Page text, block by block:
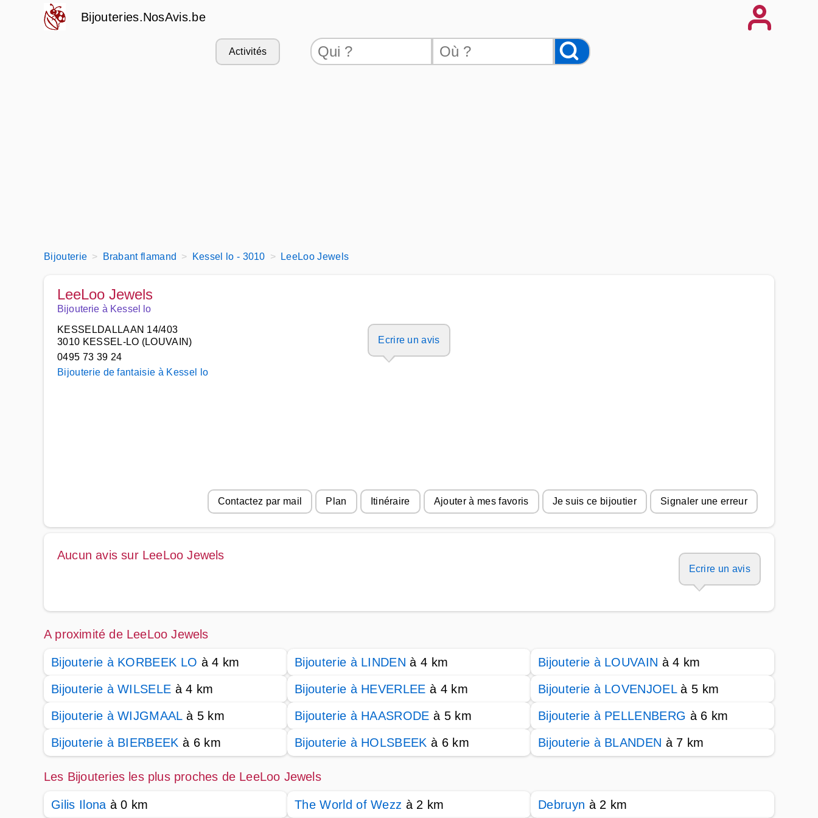
Bijouteries.NosAvis.be
Activités
Bijouterie Brabant flamand Kessel lo - 3010 LeeLoo Jewels
LeeLoo Jewels
Bijouterie à Kessel lo
KESSELDALLAAN 14/403
3010 KESSEL-LO (LOUVAIN)
0495 73 39 24
Bijouterie de fantaisie à Kessel lo
Ecrire un avis
Contactez par mail Plan Itinéraire Ajouter à mes favoris Je suis ce bijoutier Signaler une erreur
Aucun avis sur LeeLoo Jewels
Ecrire un avis
A proximité de LeeLoo Jewels
Bijouterie à KORBEEK LO à 4 km Bijouterie à LINDEN à 4 km Bijouterie à LOUVAIN à 4 km
Bijouterie à WILSELE à 4 km Bijouterie à HEVERLEE à 4 km Bijouterie à LOVENJOELà 5 km
Bijouterie à WIJGMAALà 5 km Bijouterie à HAASRODE à 5 km Bijouterie à PELLENBERG à 6 km
Bijouterie à BIERBEEK à 6 km Bijouterie à HOLSBEEK à 6 km Bijouterie à BLANDEN à 7 km
Les Bijouteries les plus proches de LeeLoo Jewels
Gilis Ilona à 0 km The World of Wezz à 2 km Debruyn à 2 km